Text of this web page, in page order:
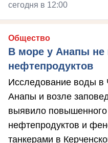
сегодня в 12:00
Общество
В море у Анапы
нефтепродуктов
Исследование воды в
Анапы и возле
выявило
нефтепродуктов и
танкерами в